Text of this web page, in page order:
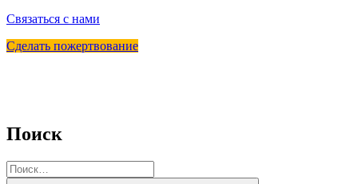
Связаться с нами
Сделать пожертвование
Поиск
Искать: